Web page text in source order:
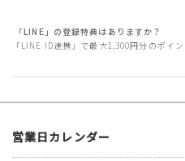
「LINE」の登録特典はありますか？
「LINE ID連携」で最大1,300円分のポイ
営業日カレンダー